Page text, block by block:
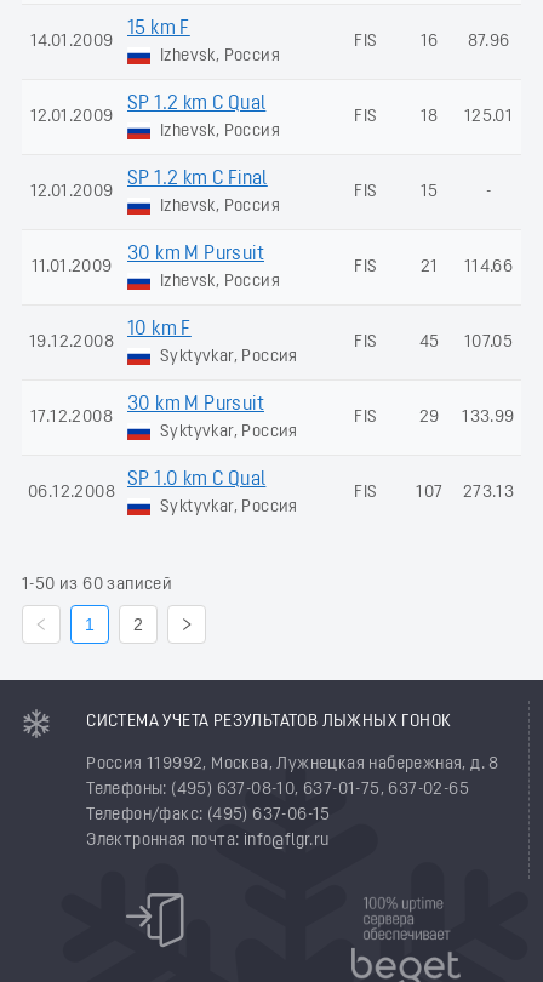
14.01.2009
15 km F
Izhevsk, Россия
FIS 16 87.96
12.01.2009
SP 1.2 km C Qual
Izhevsk, Россия
FIS 18 125.01
12.01.2009
SP 1.2 km C Final
Izhevsk, Россия
FIS 15 -
11.01.2009
30 km M Pursuit
Izhevsk, Россия
FIS 21 114.66
19.12.2008
10 km F
Syktyvkar, Россия
FIS 45 107.05
17.12.2008
30 km M Pursuit
Syktyvkar, Россия
FIS 29 133.99
06.12.2008
SP 1.0 km C Qual
Syktyvkar, Россия
FIS 107 273.13
1-50 из 60 записей
1 2
СИСТЕМА УЧЕТА РЕЗУЛЬТАТОВ ЛЫЖНЫХ ГОНОК
Россия 119992, Москва, Лужнецкая набережная, д. 8
Телефоны: (495) 637-08-10, 637-01-75, 637-02-65
Телефон/факс: (495) 637-06-15
Электронная почта: info@flgr.ru